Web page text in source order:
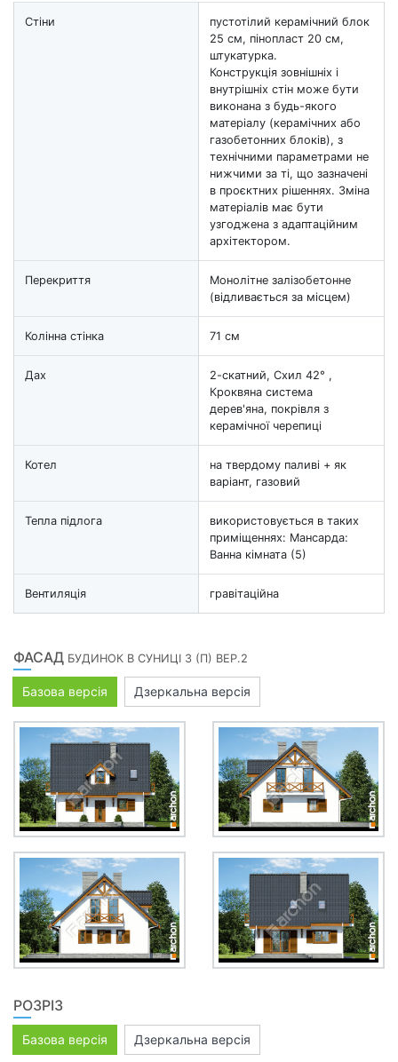
Стіни
пустотілий керамічний блок
25 см, пінопласт 20 см,
штукатурка.
Конструкція зовнішніх і
внутрішніх стін може бути
виконана з будь-якого
матеріалу (керамічних або
газобетонних блоків), з
технічними параметрами не
нижчими за ті, що зазначені
в проєктних рішеннях. Зміна
матеріалів має бути
узгоджена з адаптаційним
архітектором.
Перекриття
Монолітне залізобетонне
(відливається за місцем)
Колінна стінка 71 см
Дах
2-скатний, Схил 42° ,
Кроквяна система
дерев'яна, покрівля з
керамічної черепиці
Котел
на твердому паливі + як
варіант, газовий
Тепла підлога
використовується в таких
приміщеннях: Мансарда:
Ванна кімната (5)
Вентиляція гравітаційна
ФАСАД БУДИНОК В СУНИЦІ 3 (П) ВЕР.2
Базова версія Дзеркальна версія
РОЗРІЗ
Базова версія Дзеркальна версія